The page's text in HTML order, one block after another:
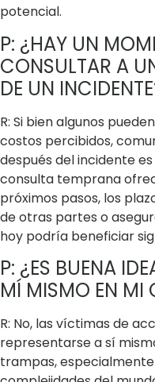
potencial.
P: ¿HAY UN
CONSULTAR A
DE UN
R: Si bien algunos
costos percibidos,
después del incidente
consulta temprana
próximos pasos, los
de otras partes o
hoy podría beneficiar
P: ¿ES BUENA
MÍ MISMO EN MI
R: No, las víctimas de
representarse a sí
trampas,